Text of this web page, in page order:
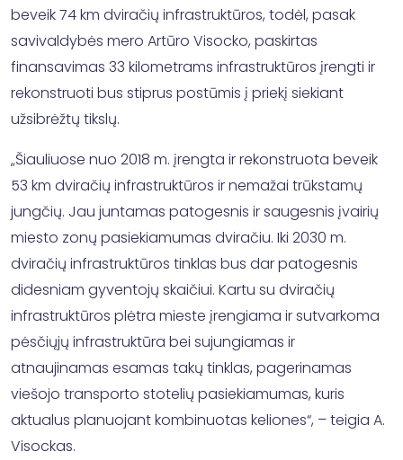
beveik 74 km dviračių infrastruktūros, todėl, pasak
savivaldybės mero Artūro Visocko, paskirtas
finansavimas 33 kilometrams infrastruktūros įrengti ir
rekonstruoti bus stiprus postūmis į priekį siekiant
užsibrėžtų tikslų.
„Šiauliuose nuo 2018 m. įrengta ir rekonstruota beveik
53 km dviračių infrastruktūros ir nemažai trūkstamų
jungčių. Jau juntamas patogesnis ir saugesnis įvairių
miesto zonų pasiekiamumas dviračiu. Iki 2030 m.
dviračių infrastruktūros tinklas bus dar patogesnis
didesniam gyventojų skaičiui. Kartu su dviračių
infrastruktūros plėtra mieste įrengiama ir sutvarkoma
pėsčiųjų infrastruktūra bei sujungiamas ir
atnaujinamas esamas takų tinklas, pagerinamas
viešojo transporto stotelių pasiekiamumas, kuris
aktualus planuojant kombinuotas keliones“, – teigia A.
Visockas.